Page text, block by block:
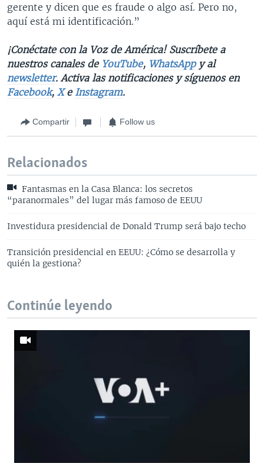
gerente y dicen que es fraude o algo así. Pero no,
aquí está mi identificación.”
¡Conéctate con la Voz de América! Suscríbete a
nuestros canales deYouTube, WhatsAppy al
newsletter. Activa las notificaciones y síguenos en
Facebook, Xe Instagram.
Compartir Follow us
Relacionados
Fantasmas en la Casa Blanca: los secretos
“paranormales” del lugar más famoso de EEUU
Investidura presidencial de Donald Trump será bajo techo
Transición presidencial en EEUU: ¿Cómo se desarrolla y
quién la gestiona?
Continúe leyendo